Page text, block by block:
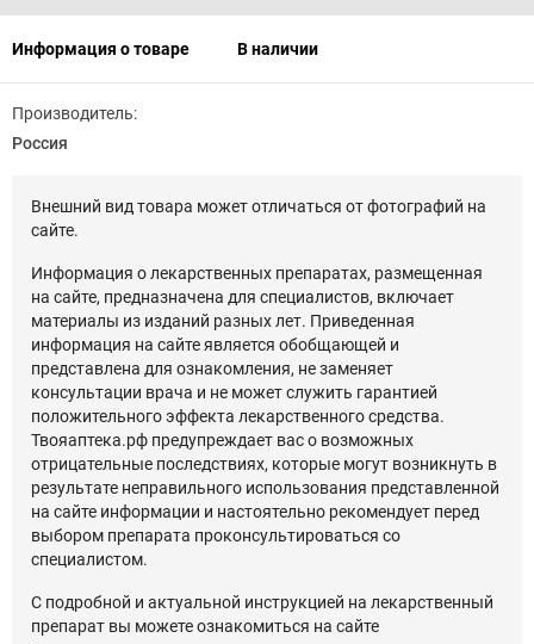
Информация о товаре В наличии
Производитель:
Россия
Внешний вид товара может отличаться от фотографий на
сайте.
Информация о лекарственных препаратах, размещенная
на сайте, предназначена для специалистов, включает
материалы из изданий разных лет. Приведенная
информация на сайте является обобщающей и
представлена для ознакомления, не заменяет
консультации врача и не может служить гарантией
положительного эффекта лекарственного средства.
Твояаптека.рф предупреждает вас о возможных
отрицательные последствиях, которые могут возникнуть в
результате неправильного использования представленной
на сайте информации и настоятельно рекомендует перед
выбором препарата проконсультироваться со
специалистом.
С подробной и актуальной инструкцией на лекарственный
препарат вы можете ознакомиться на сайте